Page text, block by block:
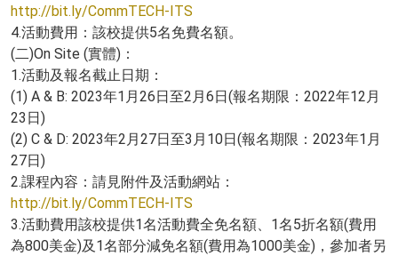
http://bit.ly/CommTECH-ITS
4.活動費用：該校提供5名免費名額。
(二)On Site (實體)：
1.活動及報名截止日期：
(1) A & B: 2023年1月26日至2月6日(報名期限：2022年12月
23日)
(2) C & D: 2023年2月27日至3月10日(報名期限：2023年1月
27日)
2.課程內容：請見附件及活動網站：
http://bit.ly/CommTECH-ITS
3.活動費用該校提供1名活動費全免名額、1名5折名額(費用
為800美金)及1名部分減免名額(費用為1000美金)，參加者另